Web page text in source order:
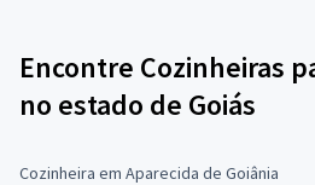
Encontre Cozinheiras
no estado de Goiás
Cozinheira em Aparecida de Goiânia